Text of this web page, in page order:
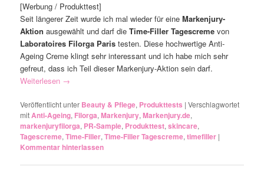
[Werbung / Produkttest]
Seit längerer Zeit wurde ich mal wieder für eineMarkenjury-
Aktion ausgewählt und darf dieTime-Filler Tagescreme von
Laboratoires Filorga Paris testen. Diese hochwertige Anti-
Ageing Creme klingt sehr interessant und ich habe mich sehr
gefreut, dass ich Teil dieser Markenjury-Aktion sein darf.
Weiterlesen →
Veröffentlicht unter Beauty & Pflege, Produkttests |Verschlagwortet
mitAnti-Ageing, Filorga,Markenjury,Markenjury.de,
markenjuryfilorga, PR-Sample, Produkttest,skincare,
Tagescreme,Time-Filler,Time-Filler Tagescreme,timefiller |
Kommentar hinterlassen